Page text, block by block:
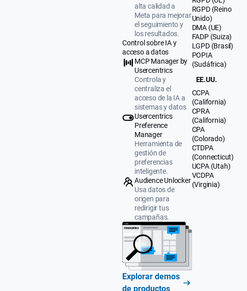
alta calidad a
Meta para mejorar
el seguimiento y
los resultados.
Control sobre IA y
acceso a datos
MCP Manager by
Usercentrics
Controla y
centraliza el
acceso de la IA a
sistemas y datos
Usercentrics
Preference
Manager
Herramienta de
gestión de
preferencias
inteligente.
Audience Unlocker
Usa datos de
origen para
redirigir tus
campañas.
Explorar demos
de productos
RGPD (Reino
Unido)
DMA (UE)
FADP (Suiza)
LGPD (Brasil)
POPIA
(Sudáfrica)
EE.UU.
CCPA
(California)
CPRA
(California)
CPA
(Colorado)
CTDPA
(Connecticut)
UCPA (Utah)
VCDPA
(Virginia)